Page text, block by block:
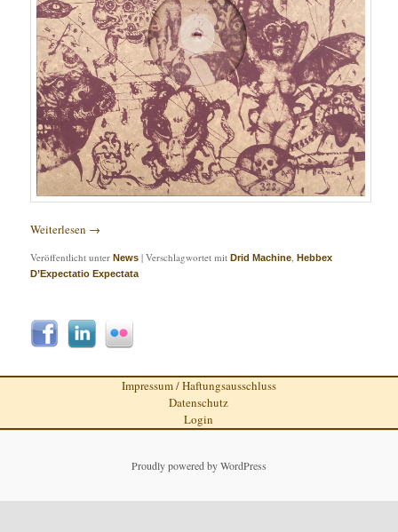
Weiterlesen →
Veröffentlicht unter News |Verschlagwortet mit Drid Machine,Hebbex
D’Expectatio Expectata
Impressum / Haftungsausschluss
Datenschutz
Login
Proudly powered by WordPress